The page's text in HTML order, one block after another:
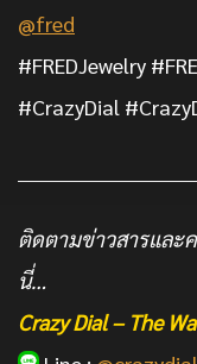
@fred
#FREDJewelry
#CrazyDial
ติดตามข่าวสารและ
นี่…
Crazy Dial – The